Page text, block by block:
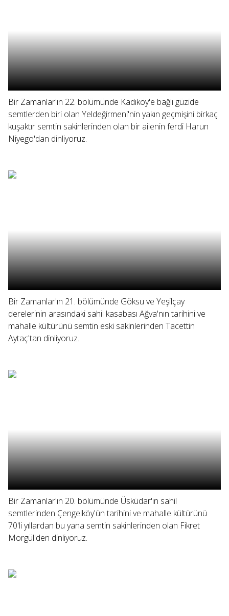
Bir Zamanlar'ın 22. bölümünde Kadıköy'e bağlı güzide
semtlerden biri olan Yeldeğirmeni'nin yakın geçmişini birkaç
kuşaktır semtin sakinlerinden olan bir ailenin ferdi Harun
Niyego'dan dinliyoruz.
Bir Zamanlar'ın 21. bölümünde Göksu ve Yeşilçay
derelerinin arasındaki sahil kasabası Ağva'nın tarihini ve
mahalle kültürünü semtin eski sakinlerinden Tacettin
Aytaç'tan dinliyoruz.
Bir Zamanlar'ın 20. bölümünde Üsküdar'ın sahil
semtlerinden Çengelköy'ün tarihini ve mahalle kültürünü
70'li yıllardan bu yana semtin sakinlerinden olan Fikret
Morgül'den dinliyoruz.